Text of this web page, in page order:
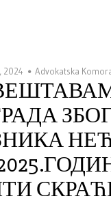
2024 Advokatska